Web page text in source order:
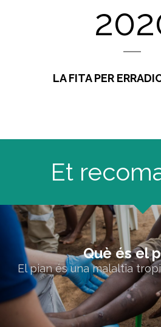
LA FITA PER
Et
Què és el
El pian és una malaltia
Què és el
El pian és una malaltia